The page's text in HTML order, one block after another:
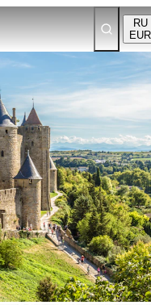
RU
EUR